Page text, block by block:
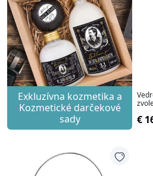
Exkluzívna kozmetika a
Kozmetické darčekové
sady
€